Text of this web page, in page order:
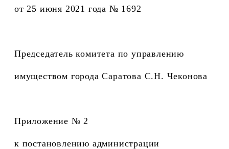
от 25 июня 2021 года № 1692
Председатель комитета по управлению
имуществом города Саратова С.Н. Чеконова
Приложение № 2
к постановлению администрации